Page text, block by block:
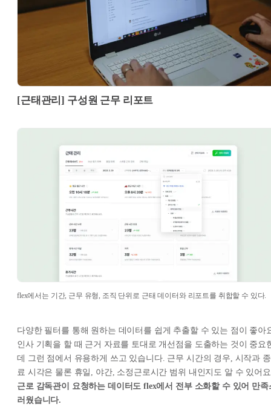
[근태관리] 구성원 근무 리포트
flex에서는 기간, 근무 유형, 조직 단위로 근태 데이터와 리포트를 취합할 수 있다.
다양한 필터를 통해 원하는 데이터를 쉽게 추출할 수 있는 점이 좋아
인사 기획을 할 때 근거 자료를 토대로 개선점을 도출하는 것이 중요
데 그런 점에서 유용하게 쓰고 있습니다. 근무 시간의 경우, 시작과 종
료 시각은 물론 휴일, 야간, 소정근로시간 범위 내인지도 알 수 있어
근로 감독관이 요청하는 데이터도 flex에서 전부 소화할 수 있어 만족
러웠습니다.